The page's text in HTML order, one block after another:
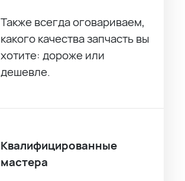
Также всегда оговариваем,
какого качества запчасть вы
хотите: дороже или
дешевле.
Квалифицированные
мастера